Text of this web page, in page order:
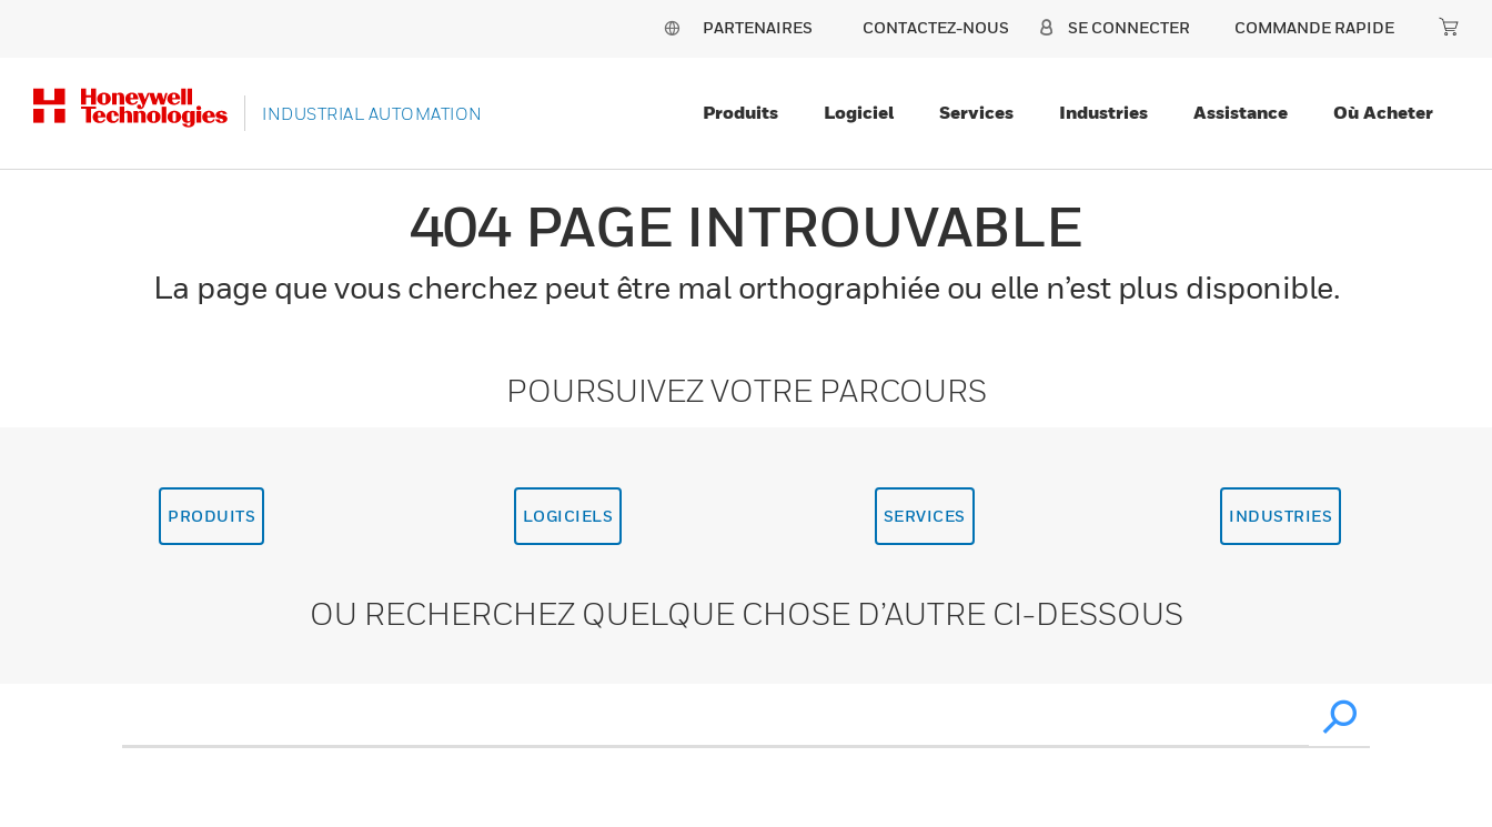
PARTENAIRES CONTACTEZ-NOUS SE CONNECTER COMMANDE RAPIDE
INDUSTRIAL AUTOMATION Produits Logiciel Services Industries Assistance Où Acheter
404 PAGE INTROUVABLE
La page que vous cherchez peut être mal orthographiée ou elle n’est plus disponible.
POURSUIVEZ VOTRE PARCOURS
PRODUITS LOGICIELS SERVICES INDUSTRIES
OU RECHERCHEZ QUELQUE CHOSE D’AUTRE CI-DESSOUS